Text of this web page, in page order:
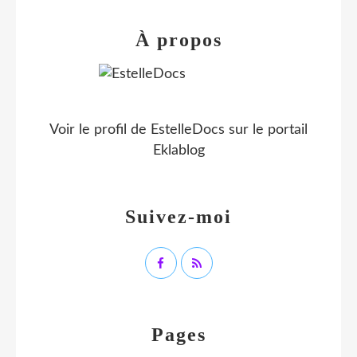
Pages
Suivez-moi
À propos
Voir le profil de EstelleDocs sur le portail
Eklablog